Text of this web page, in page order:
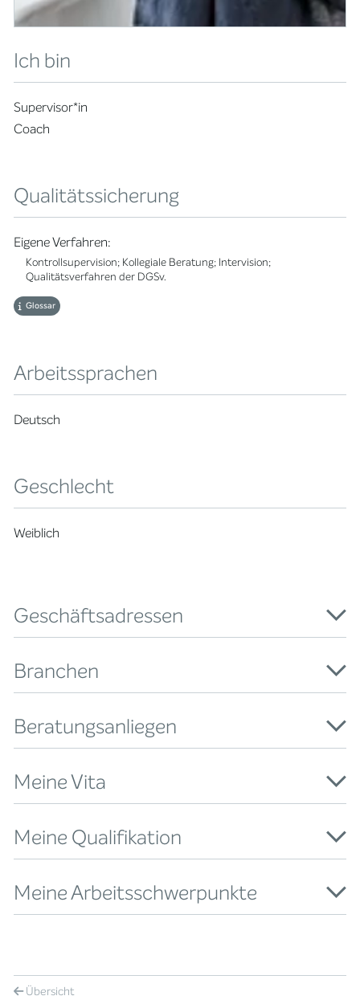
Ich bin
Supervisor*in
Coach
Qualitätssicherung
Eigene Verfahren:
Kontrollsupervision; Kollegiale Beratung; Intervision;
Qualitätsverfahren der DGSv.
Glossar
Arbeitssprachen
Deutsch
Geschlecht
Weiblich
Geschäftsadressen
Branchen
Beratungsanliegen
Meine Vita
Meine Qualifikation
Meine Arbeitsschwerpunkte
Übersicht